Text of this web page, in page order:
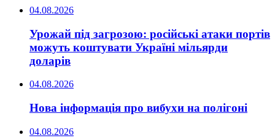
04.08.2026
Урожай під загрозою: російські атаки портів
можуть коштувати Україні мільярди
доларів
04.08.2026
Нова інформація про вибухи на полігоні
04.08.2026